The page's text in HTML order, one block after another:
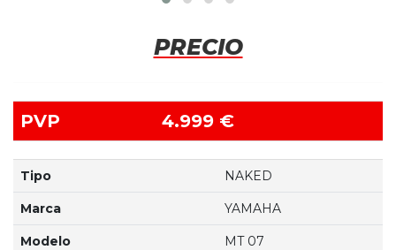
PRECIO
PVP 4.999 €
Tipo NAKED
Marca YAMAHA
Modelo MT 07